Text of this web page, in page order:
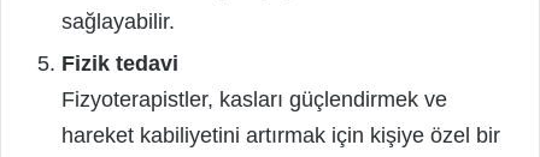
sağlayabilir.
Fizik tedavi
Fizyoterapistler, kasları güçlendirmek ve
hareket kabiliyetini artırmak için kişiye özel bir